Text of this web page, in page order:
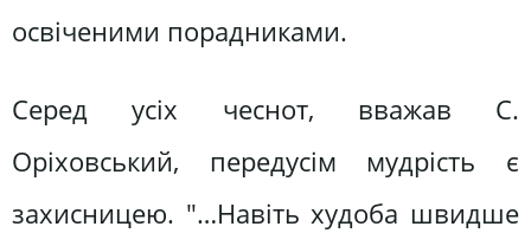
освіченими порадниками.
Серед усіх чеснот, вважав С.
Оріховський, передусім мудрість є
захисницею. "…Навіть худоба швидше